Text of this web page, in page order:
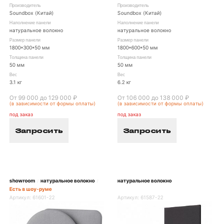
Производитель
Soundbox (Китай)
Наполнение панели
натуральное волокно
Размер панели
1800*300*50 мм
Толщина панели
50 мм
Вес
3.1 кг
От 99 000 до 129 000 ₽
(в зависимости от формы оплаты)
под заказ
Запросить
Производитель
Soundbox (Китай)
Наполнение панели
натуральное волокно
Размер панели
1800*600*50 мм
Толщина панели
50 мм
Вес
6.2 кг
От 106 000 до 138 000 ₽
(в зависимости от формы оплаты)
под заказ
Запросить
showroom натуральное волокно
Есть в шоу-руме
Артикул: 61601-22
натуральное волокно
Артикул: 61587-22